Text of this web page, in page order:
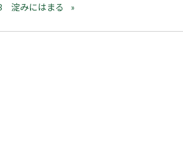
淀みにはまる